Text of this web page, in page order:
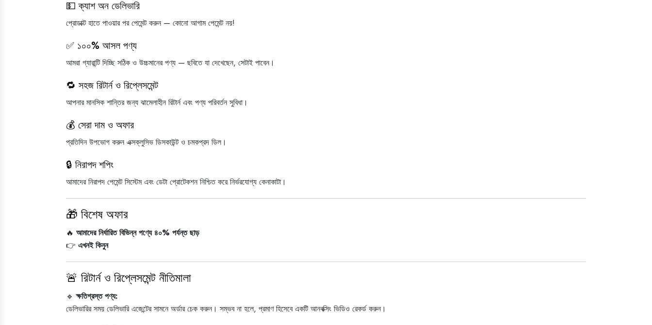
OVEN
kitchen
Crockeries
MEN'S
HOME
💵 ক্যাশ অন ডেলিভারি
প্রোডাক্ট হাতে পাওয়ার পর পেমেন্ট করুন — কোনো আগাম পেমেন্ট নয়!
✅ ১০০% আসল পণ্য
আমরা গ্যারান্টি দিচ্ছি সঠিক ও উচ্চমানের পণ্য — ছবিতে যা দেখেছেন, সেটাই পাবেন।
🔁 সহজ রিটার্ন ও রিপ্লেসমেন্ট
আপনার মানসিক শান্তির জন্য ঝামেলাহীন রিটার্ন এবং পণ্য পরিবর্তন সুবিধা।
💰 সেরা দাম ও অফার
প্রতিদিন উপভোগ করুন এক্সক্লুসিভ ডিসকাউন্ট ও চমকপ্রদ ডিল।
🔒 নিরাপদ শপিং
আমাদের নিরাপদ পেমেন্ট সিস্টেম এবং ডেটা প্রোটেকশন নিশ্চিত করে নির্ভরযোগ্য কেনাকাটা।
🎁 বিশেষ অফার
🔥 আমাদের নির্ধারিত বিভিন্ন পণ্যে ৪০% পর্যন্ত ছাড়
👉 এখনই কিনুন
🚨 রিটার্ন ও রিপ্লেসমেন্ট নীতিমালা
🔹ক্ষতিগ্রস্ত পণ্য:
ডেলিভারির সময় ডেলিভারি এজেন্টের সামনে অর্ডার চেক করুন। সম্ভব না হলে, প্রমাণ হিসেবে একটি আনবক্সিং ভিডিও রেকর্ড করুন।